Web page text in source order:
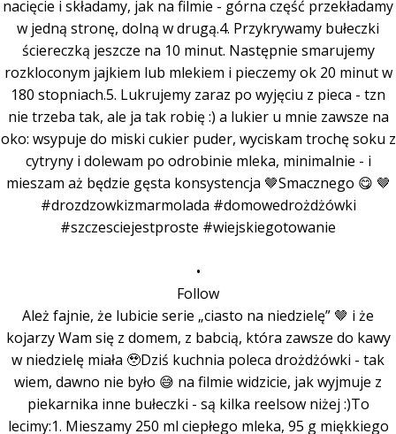
•
Follow
Ależ fajnie, że lubicie serie „ciasto na niedzielę” 🤎 i że
kojarzy Wam się z domem, z babcią, która zawsze do kawy
w niedzielę miała 🥹Dziś kuchnia poleca drożdżówki - tak
wiem, dawno nie było 😅 na filmie widzicie, jak wyjmuje z
piekarnika inne bułeczki - są kilka reelsow niżej :)To
lecimy:1. Mieszamy 250 ml ciepłego mleka, 95 g miękkiego